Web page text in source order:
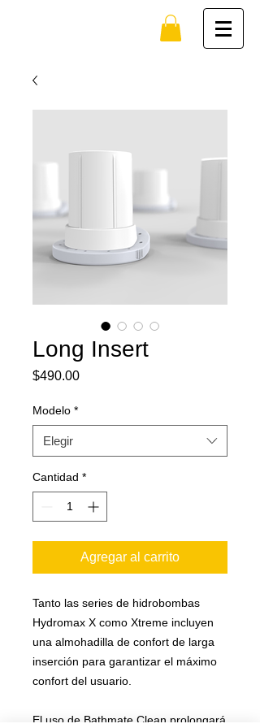
Long Insert
$490.00Precio
Modelo *
Elegir
Cantidad *
Agregar al carrito
Tanto las series de hidrobombas
Hydromax X como Xtreme incluyen
una almohadilla de confort de larga
inserción para garantizar el máximo
confort del usuario.
El uso de Bathmate Clean prolongará